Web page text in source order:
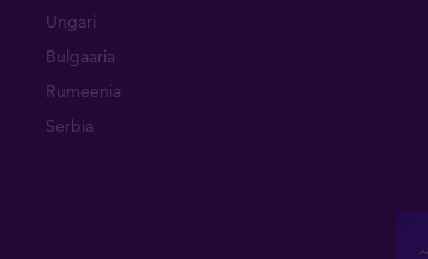
Ungari
Bulgaaria
Rumeenia
Serbia